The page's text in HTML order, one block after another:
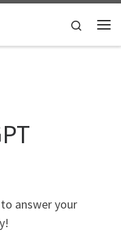
Search
answer your